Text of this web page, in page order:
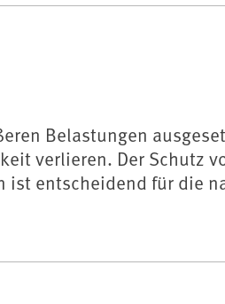
Belastungen
verlieren. Der Schutz
ist entscheidend für die